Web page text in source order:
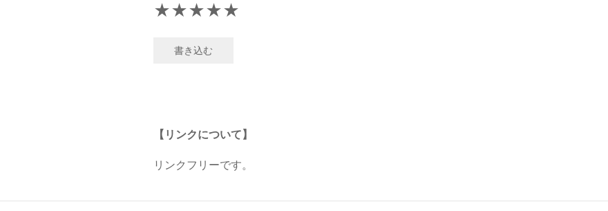
★
★
★
★
★
書き込む
【リンクについて】
リンクフリーです。